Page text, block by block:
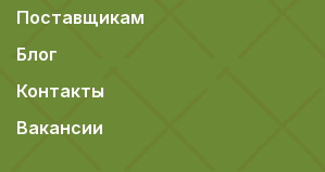
Поставщикам
Блог
Контакты
Вакансии